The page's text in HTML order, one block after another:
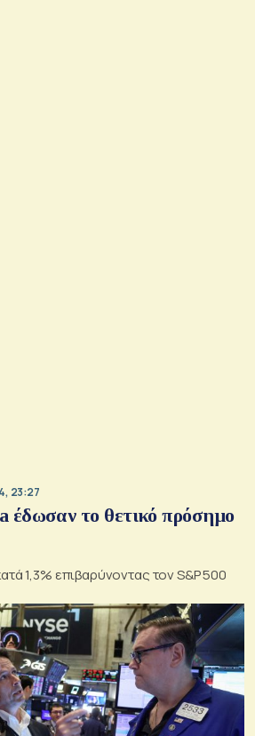
23:27
έδωσαν το θετικό πρόσημο
1,3% επιβαρύνοντας τον S&P 500